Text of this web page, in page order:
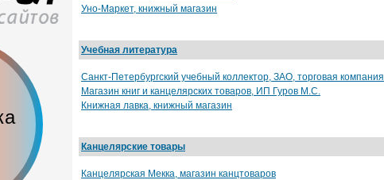
Уно-Маркет, книжный магазин
Учебная литература
Санкт-Петербургский учебный коллектор, ЗАО, торговая компания
Магазин книг и канцелярских товаров, ИП Гуров М.С.
Книжная лавка, книжный магазин
Канцелярские товары
Канцелярская Мекка, магазин канцтоваров
Сайт с каталогом
от 6500 руб.
сайт
от 15000 руб.